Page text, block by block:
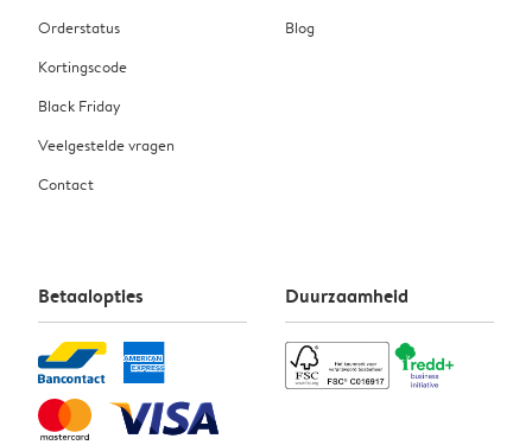
Orderstatus
Kortingscode
Black Friday
Veelgestelde vragen
Contact
Blog
Betaalopties Duurzaamheid